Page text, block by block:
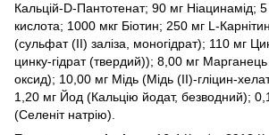
Кальцій-D-Пантотенат; 90 мг Ніацинамід;
кислота; 1000 мкг Біотин; 250 мг L-
(сульфат (ІІ) заліза, моногідрат); 110 мг
цинку-гідрат (твердий)); 8,00 мг
оксид); 10,00 мг Мідь (Мідь (II)-гліцин-
1,20 мг Йод (Кальцію йодат, безводний);
(Селеніт натрію).